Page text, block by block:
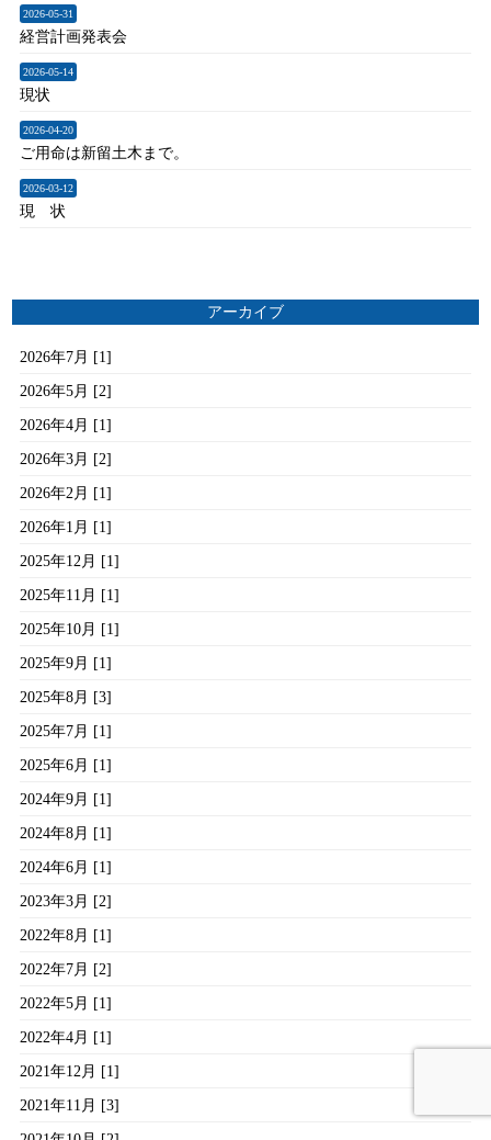
2026-05-31
経営計画発表会
2026-05-14
現状
2026-04-20
ご用命は新留土木まで。
2026-03-12
現 状
アーカイブ
2026年7月 [1]
2026年5月 [2]
2026年4月 [1]
2026年3月 [2]
2026年2月 [1]
2026年1月 [1]
2025年12月 [1]
2025年11月 [1]
2025年10月 [1]
2025年9月 [1]
2025年8月 [3]
2025年7月 [1]
2025年6月 [1]
2024年9月 [1]
2024年8月 [1]
2024年6月 [1]
2023年3月 [2]
2022年8月 [1]
2022年7月 [2]
2022年5月 [1]
2022年4月 [1]
2021年12月 [1]
2021年11月 [3]